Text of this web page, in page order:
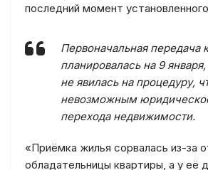
последний момент
Первоначальная передача
планировалась на 9
не явилась на процедуру,
невозможным
перехода недвижимости.
«Приёмка жилья сорвалась из-за
обладательницы квартиры, а у её